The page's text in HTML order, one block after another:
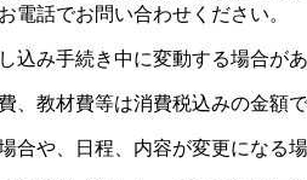
電話でお問い合わせください。
込み手続き中に変動する場合があ
、教材費等は消費税込みの金額
合や、日程、内容が変更になる場